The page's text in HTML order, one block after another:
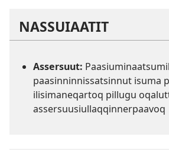
NASSUIAATIT
Assersuut:
paasinninnissatsinnut isuma
ilisimaneqartoq pillugu
assersuusiullaqqinnerpaavoq